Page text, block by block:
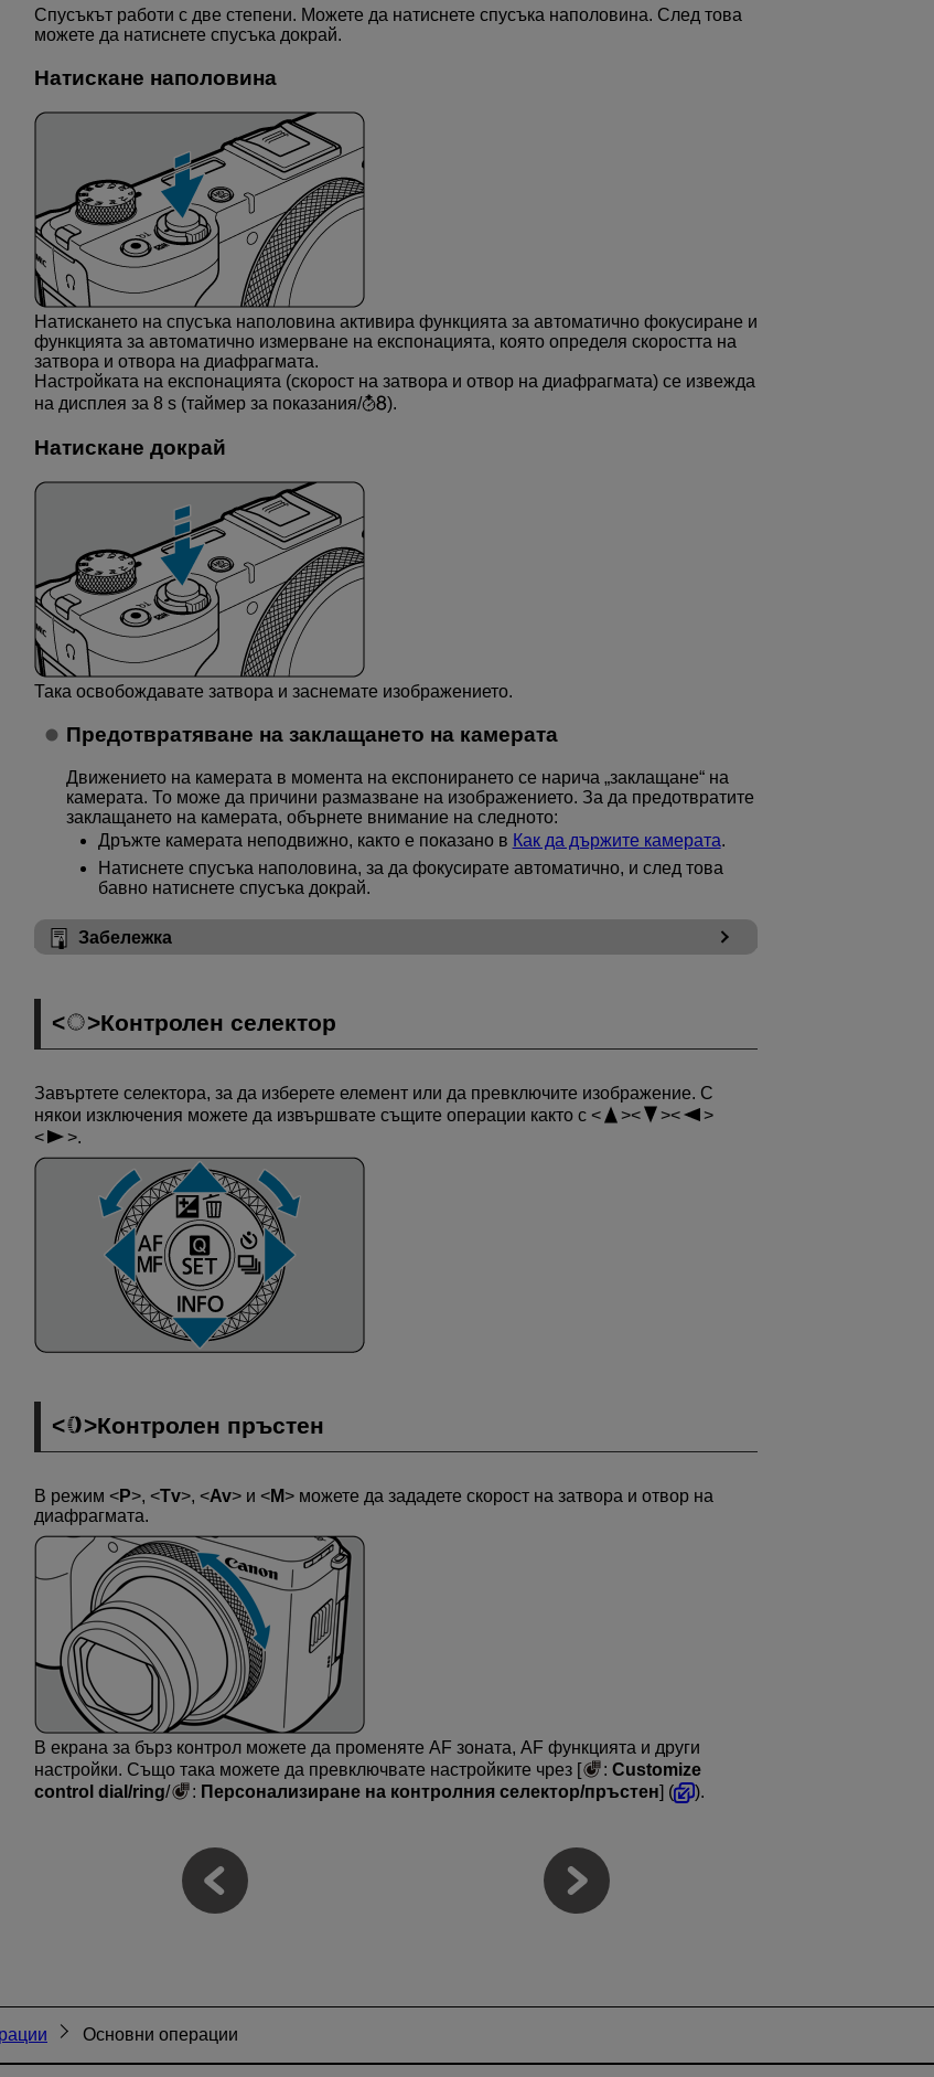
Спусъкът работи с две степени. Можете да натиснете спусъка наполовина. След това
можете да натиснете спусъка докрай.
Натискане наполовина
Натискането на спусъка наполовина активира функцията за автоматично фокусиране и
функцията за автоматично измерване на експонацията, която определя скоростта на
затвора и отвора на диафрагмата.
Настройката на експонацията (скорост на затвора и отвор на диафрагмата) се извежда
на дисплея за 8 s (таймер за показания/
).
Натискане докрай
Така освобождавате затвора и заснемате изображението.
Предотвратяване на заклащането на камерата
Движението на камерата в момента на експонирането се нарича „заклащане“ на
камерата. То може да причини размазване на изображението. За да предотвратите
заклащането на камерата, обърнете внимание на следното:
Дръжте камерата неподвижно, както е показано в Как да държите камерата.
Натиснете спусъка наполовина, за да фокусирате автоматично, и след това
бавно натиснете спусъка докрай.
Забележка
Контролен селектор
Завъртете селектора, за да изберете елемент или да превключите изображение. С
някои изключения можете да извършвате същите операции както с
.
Контролен пръстен
В режим P , Tv , Av и M
можете да зададете скорост на затвора и отвор на
диафрагмата.
В екрана за бърз контрол можете да променяте AF зоната, AF функцията и други
настройки. Също така можете да превключвате настройките чрез [
: Customize
control dial/ring/ : Персонализиране на контролния селектор/пръстен] ( ).
Основни операции